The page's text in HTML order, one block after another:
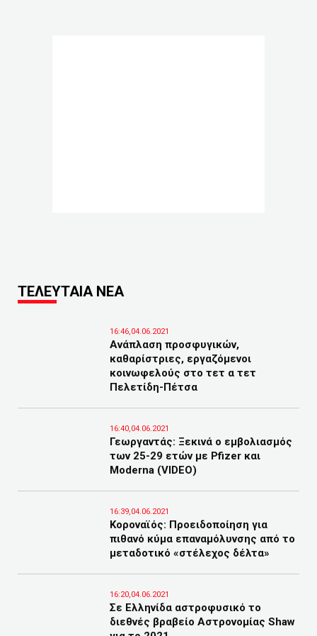
ΤΕΛΕΥΤΑΙΑ ΝΕΑ
16:46,04.06.2021
Ανάπλαση προσφυγικών,
καθαρίστριες, εργαζόμενοι
κοινωφελούς στο τετ α τετ
Πελετίδη-Πέτσα
16:40,04.06.2021
Γεωργαντάς: Ξεκινά ο εμβολιασμός
των 25-29 ετών με Pfizer και
Moderna (VIDEO)
16:39,04.06.2021
Κοροναϊός: Προειδοποίηση για
πιθανό κύμα επαναμόλυνσης από το
μεταδοτικό «στέλεχος δέλτα»
16:20,04.06.2021
Σε Ελληνίδα αστροφυσικό το
διεθνές βραβείο Αστρονομίας Shaw